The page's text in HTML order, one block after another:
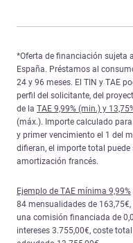
*Oferta de financiación sujeta
España. Préstamos al
24 y 96 meses. El TIN y TAE
perfil del solicitante, del
de la TAE 9,99% (min.) y
(máx.). Importe calculado
y primer vencimiento el 1 del
difieran, el importe total
amortización francés.
Ejemplo de TAE mínima 9,99%
84 mensualidades de
una comisión financiada de
intereses 3.755,00€, coste